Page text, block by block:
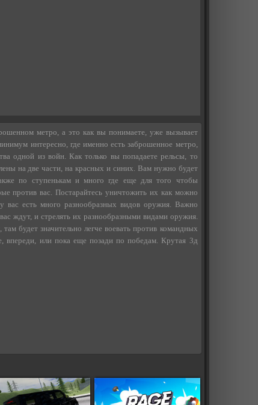
метро, а это как вы понимаете, уже вызывает
интересно, где именно есть заброшенное метро,
одной из войн. Как только вы попадаете рельсы, то
на две части, на красных и синих. Вам нужно будет
по ступенькам и много где еще для того чтобы
против вас. Постарайтесь уничтожить их как можно
вас есть много разнообразных видов оружия. Важно
ждут, и стрелять их разнообразными видами оружия.
будет значительно легче воевать против командных
впереди, или пока еще позади по победам. Крутая 3д